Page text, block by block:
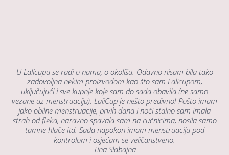
U Lalicupu se radi o nama, o okolišu. Odavno nisam bila tako
zadovoljna nekim proizvodom kao što sam Lalicupom,
uključujući i sve kupnje koje sam do sada obavila (ne samo
vezane uz menstruaciju). LaliCup je nešto predivno! Pošto imam
jako obilne menstruacije, prvih dana i noći stalno sam imala
strah od fleka, naravno spavala sam na ručnicima, nosila samo
tamne hlače itd. Sada napokon imam menstruaciju pod
kontrolom i osjećam se veličanstveno.
Tina Slabajna